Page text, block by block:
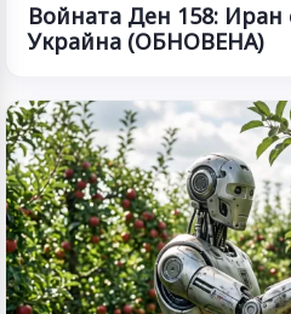
Войната Ден 158: Иран
Украйна (ОБНОВЕНА)